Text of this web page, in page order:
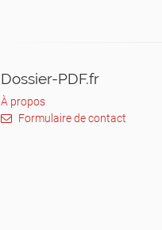
Dossier-PDF.fr
À propos
Formulaire de contact